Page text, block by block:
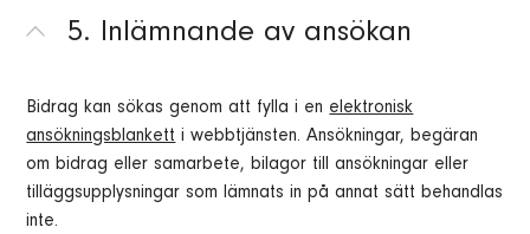
5. Inlämnande av ansökan
Bidrag kan sökas genom att fylla i enelektronisk
ansökningsblanketti webbtjänsten. Ansökningar, begäran
om bidrag eller samarbete, bilagor till ansökningar eller
tilläggsupplysningar som lämnats in på annat sätt behandlas
inte.